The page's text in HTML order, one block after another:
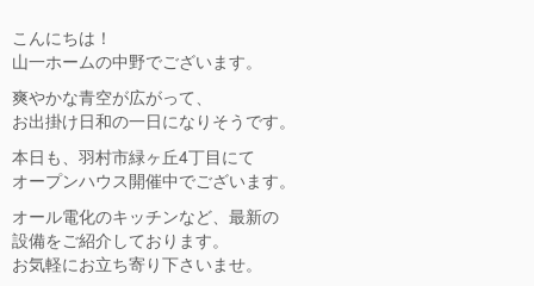
こんにちは！
山一ホームの中野でございます。
爽やかな青空が広がって、
お出掛け日和の一日になりそうです。
本日も、羽村市緑ヶ丘4丁目にて
オープンハウス開催中でございます。
オール電化のキッチンなど、最新の
設備をご紹介しております。
お気軽にお立ち寄り下さいませ。